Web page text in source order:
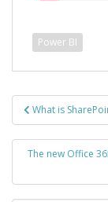
Power BI
Bericht
navigatie
What is
The new Office